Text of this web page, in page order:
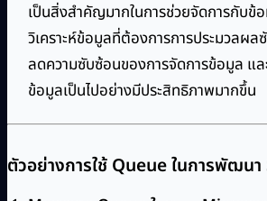
เป็นสิ่งสำคัญมากในการช่วยจัดการกับข้
วิเคราะห์ข้อมูลที่ต้องการการประมวลผ
ลดความซับซ้อนของการจัดการข้อมูล แล
ข้อมูลเป็นไปอย่างมีประสิทธิภาพมากขึ้น
ตัวอย่างการใช้ Queue ในการพัฒน